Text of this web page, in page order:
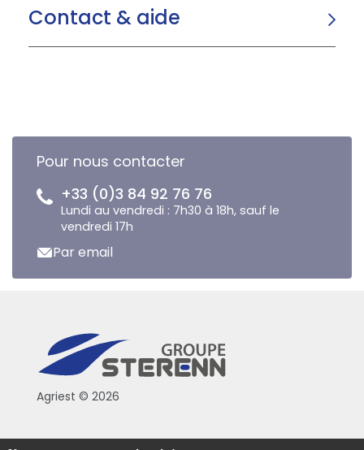
Contact & aide
Pour nous contacter
+33 (0)3 84 92 76 76
Lundi au vendredi : 7h30 à 18h, sauf le
vendredi 17h
Par email
Agriest © 2026